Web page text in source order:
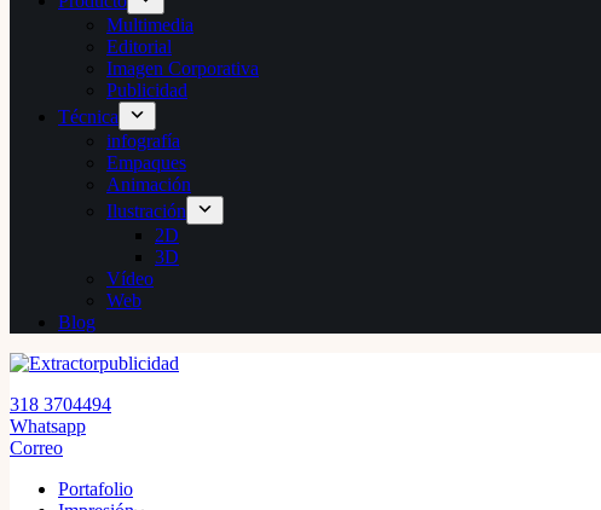
Multimedia
Editorial
Imagen Corporativa
Publicidad
Técnica
infografía
Empaques
Animación
Ilustración
2D
3D
Vídeo
Web
Blog
318 3704494
Whatsapp
Correo
Portafolio